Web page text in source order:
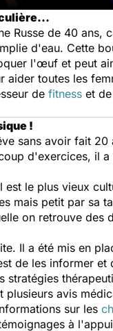
Russe de 40 ans,
d'eau. Cette
l'œuf et peut
aider toutes les
de fitness et de
!
sans avoir fait
d'exercices, il
est le plus vieux
mais petit par sa
on retrouve des
Il a été mis en
de les informer
stratégies
plusieurs avis
sur les
à